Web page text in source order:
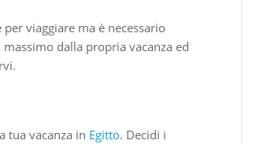
viaggiare ma è necessario
dalla propria vacanza ed
tua vacanza in Egitto. Decidi i